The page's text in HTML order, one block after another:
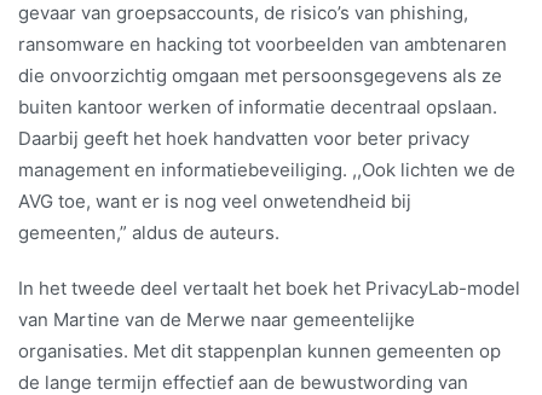
gevaar van groepsaccounts, de risico’s van phishing,
ransomware en hacking tot voorbeelden van ambtenaren
die onvoorzichtig omgaan met persoonsgegevens als ze
buiten kantoor werken of informatie decentraal opslaan.
Daarbij geeft het hoek handvatten voor beter privacy
management en informatiebeveiliging. ,,Ook lichten we de
AVG toe, want er is nog veel onwetendheid bij
gemeenten,” aldus de auteurs.
In het tweede deel vertaalt het boek het PrivacyLab-model
van Martine van de Merwe naar gemeentelijke
organisaties. Met dit stappenplan kunnen gemeenten op
de lange termijn effectief aan de bewustwording van